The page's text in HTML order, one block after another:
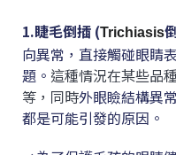
1.睫毛倒插 (Trichiasis
向異常，直接觸碰眼睛
題。 這種情況在某些品
等，同時外眼瞼結構異
都是可能引發的原因。